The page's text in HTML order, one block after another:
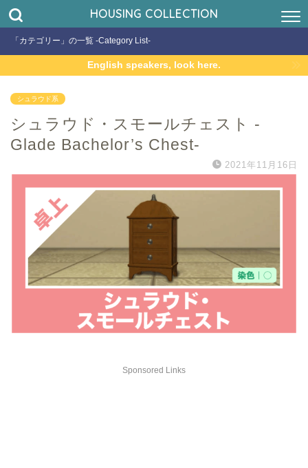
HOUSING COLLECTION
「カテゴリー」の一覧 -Category List-
English speakers, look here.
シュラウド系
シュラウド・スモールチェスト -
Glade Bachelor’s Chest-
2021年11月16日
Sponsored Links